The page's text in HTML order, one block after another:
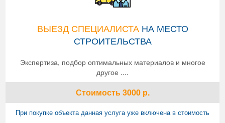
ВЫЕЗД СПЕЦИАЛИСТАНА МЕСТО
СТРОИТЕЛЬСТВА
Экспертиза, подбор оптимальных материалов и многое
другое ....
Стоимость3000р.
При покупке объекта данная услуга уже включена в стоимость